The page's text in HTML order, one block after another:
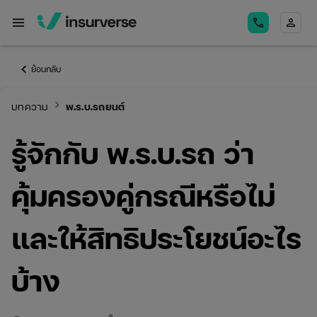
menu call person
keyboard_arrow_left ย้อนกลับ
บทความ keyboard_arrow_right พ.ร.บ.รถยนต์
รู้จักกับ พ.ร.บ.รถ ว่า
คุ้มครองคู่กรณีหรือไม่
และให้สิทธิประโยชน์อะไร
บ้าง